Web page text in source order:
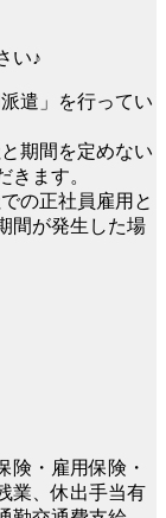
い♪
遣」を行ってい
期間を定めない
きます。
の正社員雇用と
間が発生した場
・雇用保険・
業、休出手当有